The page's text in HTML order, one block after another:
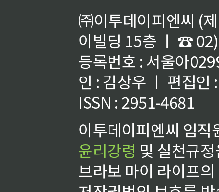
㈜이투데이피엔씨 (
이빌딩 15층 ㅣ ☎
등록번호 : 서울아
인 : 김상우 ㅣ 편집인
ISSN : 2951-4681
이투데이피엔씨 임
윤리강령 및 실천규
브라보 마이 라이프